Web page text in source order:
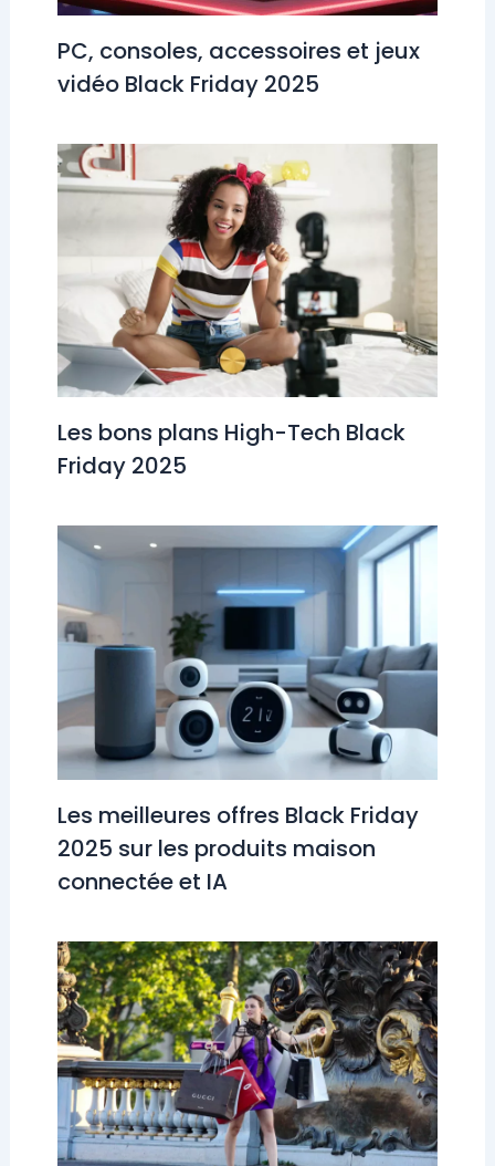
PC, consoles, accessoires et jeux
vidéo Black Friday 2025
Les bons plans High-Tech Black
Friday 2025
Les meilleures offres Black Friday
2025 sur les produits maison
connectée et IA